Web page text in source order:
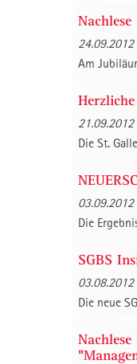
24.09.2012
Am
21.09.2012
Die St.
03.09.2012
Die
SGBS
03.08.2012
Die neue